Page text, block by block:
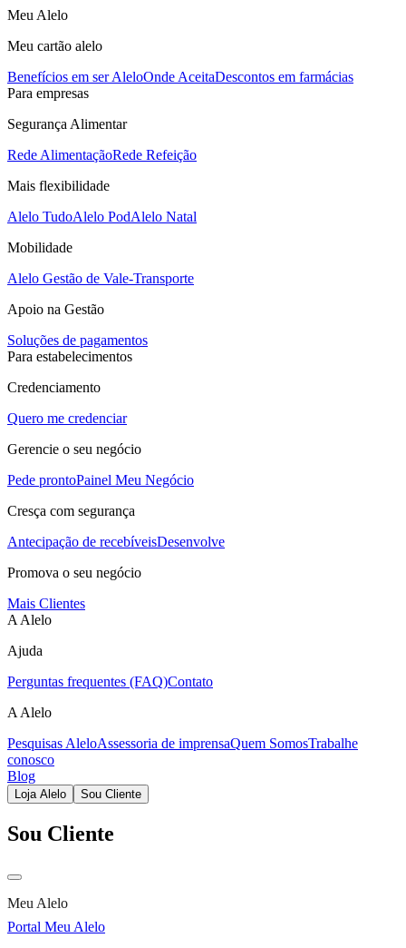
Meu Alelo
Meu cartão alelo
Benefícios em ser AleloOnde AceitaDescontos em farmácias
Para empresas
Segurança Alimentar
Rede AlimentaçãoRede Refeição
Mais flexibilidade
Alelo TudoAlelo PodAlelo Natal
Mobilidade
Alelo Gestão de Vale-Transporte
Apoio na Gestão
Soluções de pagamentos
Para estabelecimentos
Credenciamento
Quero me credenciar
Gerencie o seu negócio
Pede prontoPainel Meu Negócio
Cresça com segurança
Antecipação de recebíveisDesenvolve
Promova o seu negócio
Mais Clientes
A Alelo
Ajuda
Perguntas frequentes (FAQ)Contato
A Alelo
Pesquisas AleloAssessoria de imprensaQuem SomosTrabalhe
conosco
Blog
Loja Alelo Sou Cliente
Sou Cliente
Meu Alelo
Portal Meu Alelo